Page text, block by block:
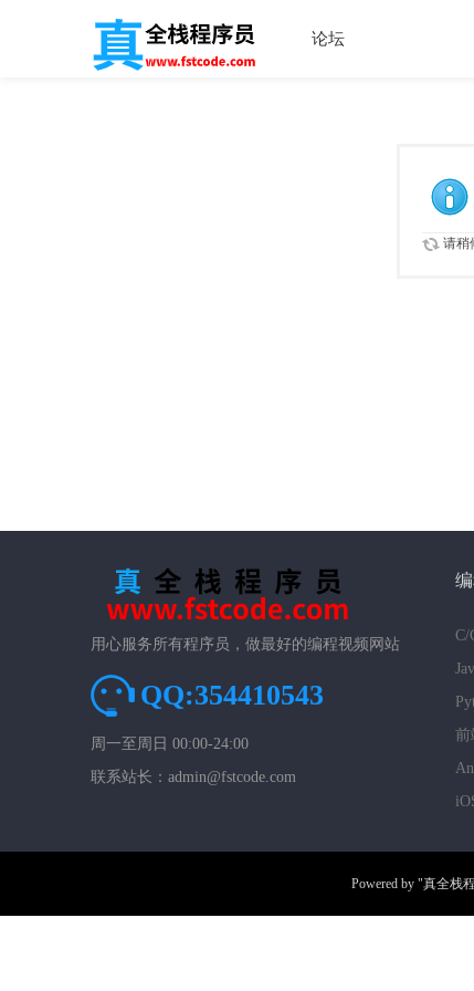
论坛
请稍
用心服务所有程序员，做最好的编程视频网站
QQ:354410543
周一至周日 00:00-24:00
联系站长：admin@fstcode.com
C/
前
Powered by "真全栈